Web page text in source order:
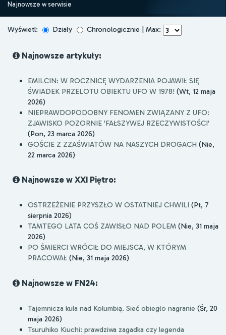
Najnowsze w serwisie
Wyświetl: Działy Chronologicznie | Max:
Najnowsze artykuły:
EMILCIN: W ROCZNICĘ WYDARZENIA POJAWIŁ SIĘ
ŚWIADEK PRZELOTU OBIEKTU UFO W 1978! (Wt, 12 maja
2026)
NIEPRAWDOPODOBNY FENOMEN ZWIĄZANY Z UFO:
ZJAWISKO POZORNIE 'FAŁSZYWEJ RZECZYWISTOŚCI'
(Pon, 23 marca 2026)
GOŚCIE Z ZZAŚWIATÓW NA NASZYCH DROGACH (Nie,
22 marca 2026)
Najnowsze w XXI Piętro:
OSTRZEŻENIE PRZYSZŁO W OSTATNIEJ CHWILI (Pt, 7
sierpnia 2026)
TAMTEGO LATA COŚ ZAWISŁO NAD POLEM (Nie, 31 maja
2026)
PO ŚMIERCI WRÓCIŁ DO MIEJSCA, W KTÓRYM
PRACOWAŁ (Nie, 31 maja 2026)
Najnowsze w FN24:
Tajemnicza kula nad Kolumbią. Sieć obiegło nagranie (Śr, 20
maja 2026)
Tsuruhiko Kiuchi: prawdziwa zagadka czy legenda